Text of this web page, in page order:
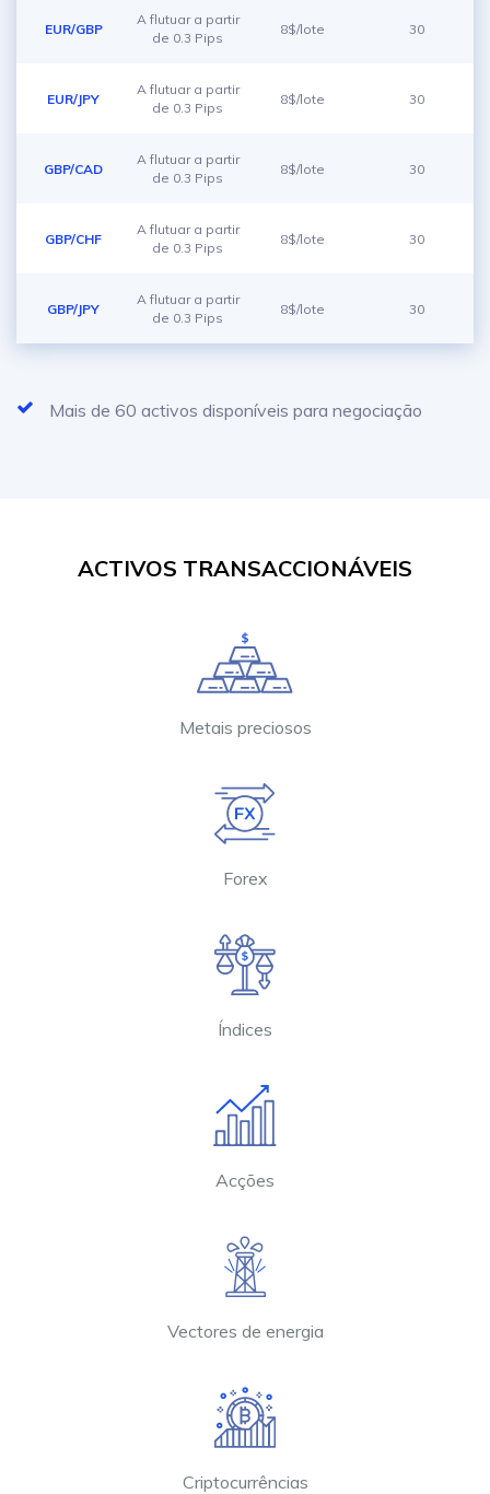
EUR/GBP
A flutuar a partir
de 0.3 Pips
8$/lote 30
EUR/JPY
A flutuar a partir
de 0.3 Pips
8$/lote 30
GBP/CAD
A flutuar a partir
de 0.3 Pips
8$/lote 30
GBP/CHF
A flutuar a partir
de 0.3 Pips
8$/lote 30
GBP/JPY
A flutuar a partir
de 0.3 Pips
8$/lote 30
Mais de 60 activos disponíveis para negociação
ACTIVOS TRANSACCIONÁVEIS
Metais preciosos
Forex
Índices
Acções
Vectores de energia
Criptocurrências